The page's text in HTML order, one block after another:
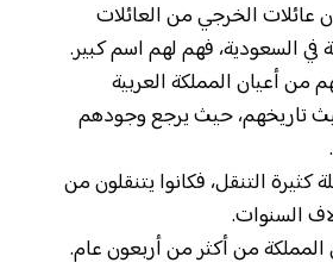
عائلات الخرجي من العائلات
في السعودية، فهم لهم اسم كبير.
أعيان المملكة العربية
تاريخهم، حيث يرجع وجودهم
كثيرة التنقل، فكانوا يتنقلون من
السنوات.
المملكة من أكثر من أربعون عام.